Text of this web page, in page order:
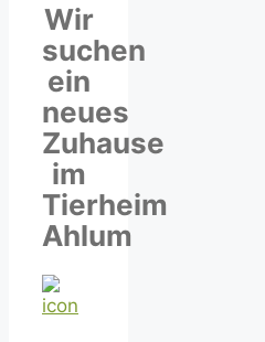
Wir
suchen
ein
neues
Zuhause
im
Tierheim
Ahlum